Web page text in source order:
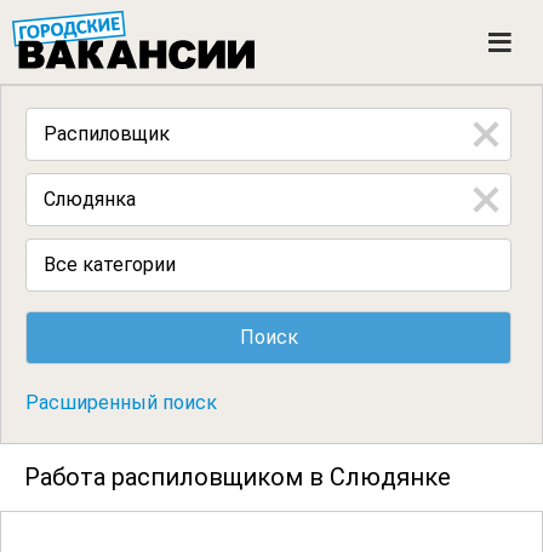
n
Все категории
Расширенный поиск
Работа распиловщиком в Слюдянке